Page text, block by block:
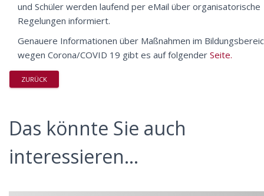
und Schüler werden laufend per eMail über organisatorische
Regelungen informiert.
Genauere Informationen über Maßnahmen im
wegen Corona/COVID 19 gibt es auf folgender Seite.
ZURÜCK
Das könnte Sie auch
interessieren...